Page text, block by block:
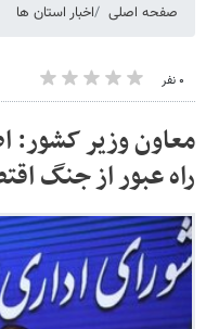
صفحه اصلی اخبار استان ها
۰ نفر
معاون وزیر کشور:
راه عبور از جنگ